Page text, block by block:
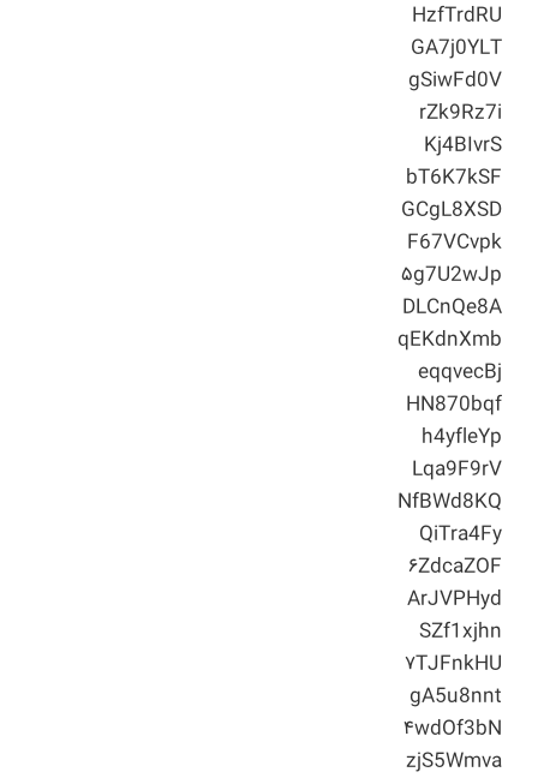
HzfTrdRU
GA7j0YLT
gSiwFd0V
rZk9Rz7i
Kj4BIvrS
bT6K7kSF
GCgL8XSD
F67VCvpk
۵g7U2wJp
DLCnQe8A
qEKdnXmb
eqqvecBj
HN870bqf
h4yfleYp
Lqa9F9rV
NfBWd8KQ
QiTra4Fy
۶ZdcaZOF
ArJVPHyd
SZf1xjhn
۷TJFnkHU
gA5u8nnt
۴wdOf3bN
zjS5Wmva